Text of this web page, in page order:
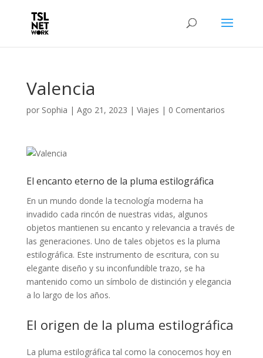
Valencia
por Sophia | Ago 21, 2023 | Viajes | 0 Comentarios
El encanto eterno de la pluma estilográfica
En un mundo donde la tecnología moderna ha
invadido cada rincón de nuestras vidas, algunos
objetos mantienen su encanto y relevancia a través de
las generaciones. Uno de tales objetos es la pluma
estilográfica. Este instrumento de escritura, con su
elegante diseño y su inconfundible trazo, se ha
mantenido como un símbolo de distinción y elegancia
a lo largo de los años.
El origen de la pluma estilográfica
La pluma estilográfica tal como la conocemos hoy en